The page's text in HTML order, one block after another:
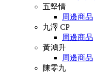
五堅情
周邊商品
九澤 CP
周邊商品
黃鴻升
周邊商品
陳零九